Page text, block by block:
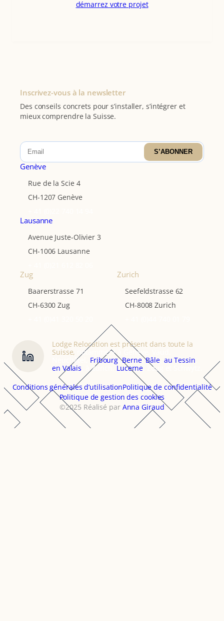
démarrez votre projet
Inscrivez-vous à la newsletter
Des conseils concrets pour s’installer, s’intégrer et
mieux comprendre la Suisse.
S’ABONNER
Genève
Rue de la Scie 4
CH-1207 Genève
Lausanne
Avenue Juste-Olivier 3
CH-1006 Lausanne
Zug
Baarerstrasse 71
CH-6300 Zug
Zurich
Seefeldstrasse 62
CH-8008 Zurich
Lodge Relocation est présent dans toute la
Suisse,
notamment à Genève, Vaud,
Neuchâtel, Fribourg,Berne,Bâle, au Tessin
en Valais , à Zurich, Lucerne , Zoug et Schwytz.
Conditions générales d’utilisationPolitique de confidentialité
Politique de gestion des cookies
©2025 Réalisé par Anna Giraud